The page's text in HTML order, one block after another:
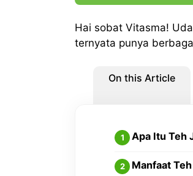
Hai sobat Vitasma!
ternyata punya
On this Article
Apa Itu Teh
Manfaat